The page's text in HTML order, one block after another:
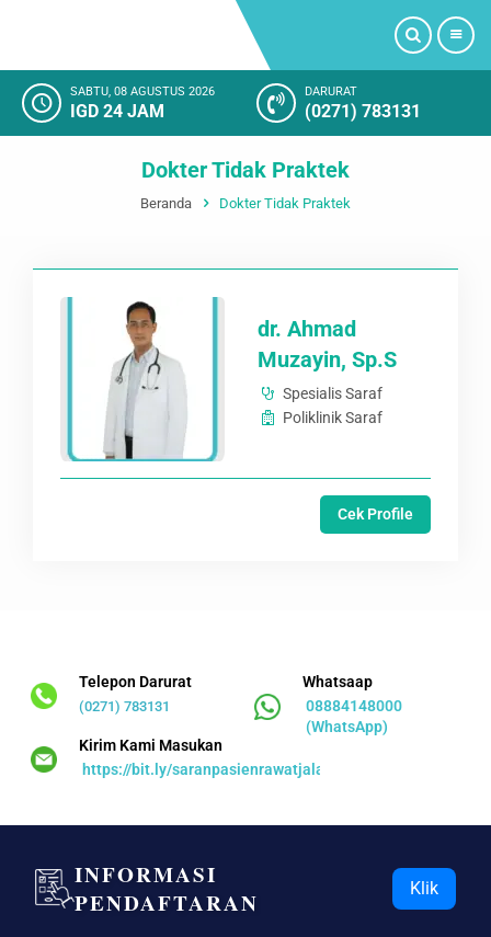
PROFIL
KAMAR RAWAT INAP
KEGIATAN RUMAH SAKIT
KESAN PELANGGAN
SOSIAL MEDIA
SABTU, 08 AGUSTUS 2026
IGD 24 JAM
DARURAT
(0271) 783131
Dokter Tidak Praktek
Beranda Dokter Tidak Praktek
dr. Ahmad
Muzayin, Sp.S
Spesialis Saraf
Poliklinik Saraf
Cek Profile
Telepon Darurat
(0271) 783131
Whatsaap
08884148000
(WhatsApp)
Kirim Kami Masukan
https://bit.ly/saranpasienrawatjalan
INFORMASI
PENDAFTARAN
Klik